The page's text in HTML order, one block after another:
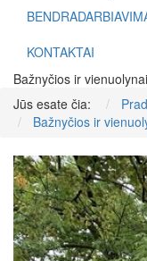
KONTAKTAI
Bažnyčios ir vienuolynai
Jūs esate čia:
Bažnyčios ir